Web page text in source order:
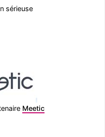
sérieuse
Meetic